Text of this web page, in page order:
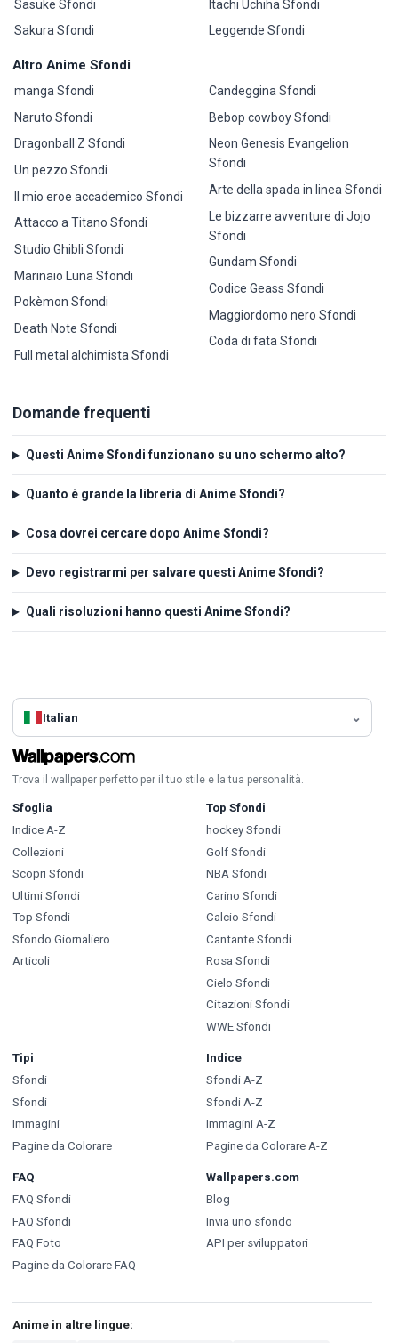
Sasuke Sfondi
Sakura Sfondi
Itachi Uchiha Sfondi
Leggende Sfondi
Altro Anime Sfondi
manga Sfondi
Naruto Sfondi
Dragonball Z Sfondi
Un pezzo Sfondi
Il mio eroe accademico Sfondi
Attacco a Titano Sfondi
Studio Ghibli Sfondi
Marinaio Luna Sfondi
Pokèmon Sfondi
Death Note Sfondi
Full metal alchimista Sfondi
Candeggina Sfondi
Bebop cowboy Sfondi
Neon Genesis Evangelion
Sfondi
Arte della spada in linea Sfondi
Le bizzarre avventure di Jojo
Sfondi
Gundam Sfondi
Codice Geass Sfondi
Maggiordomo nero Sfondi
Coda di fata Sfondi
Domande frequenti
Questi Anime Sfondi funzionano su uno schermo alto?
Quanto è grande la libreria di Anime Sfondi?
Cosa dovrei cercare dopo Anime Sfondi?
Devo registrarmi per salvare questi Anime Sfondi?
Quali risoluzioni hanno questi Anime Sfondi?
Italian
Trova il wallpaper perfetto per il tuo stile e la tua personalità.
Sfoglia
Indice A-Z
Collezioni
Scopri Sfondi
Ultimi Sfondi
Top Sfondi
Sfondo Giornaliero
Articoli
Top Sfondi
hockey Sfondi
Golf Sfondi
NBA Sfondi
Carino Sfondi
Calcio Sfondi
Cantante Sfondi
Rosa Sfondi
Cielo Sfondi
Citazioni Sfondi
WWE Sfondi
Tipi
Sfondi
Sfondi
Immagini
Pagine da Colorare
Indice
Sfondi A-Z
Sfondi A-Z
Immagini A-Z
Pagine da Colorare A-Z
FAQ
FAQ Sfondi
FAQ Sfondi
FAQ Foto
Pagine da Colorare FAQ
Wallpapers.com
Blog
Invia uno sfondo
API per sviluppatori
Anime in altre lingue: